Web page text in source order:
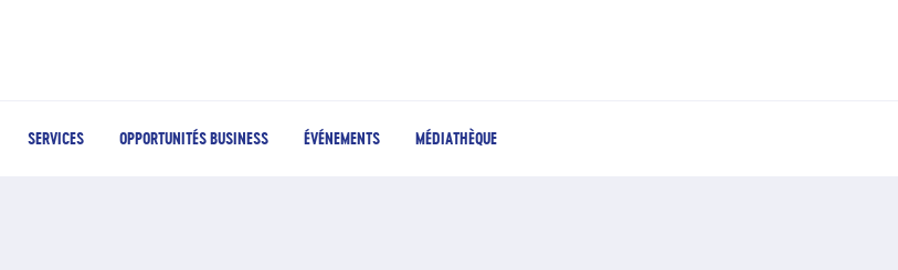
SERVICES OPPORTUNITÉS BUSINESS ÉVÉNEMENTS MÉDIATHÈQUE